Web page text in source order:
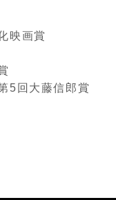
映画賞
5回大藤信郎賞